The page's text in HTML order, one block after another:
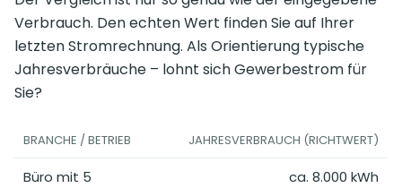
Verbrauch. Den echten Wert finden Sie auf Ihrer
letzten Stromrechnung. Als Orientierung typische
Jahresverbräuche – lohnt sich Gewerbestrom für
Sie?
BRANCHE / BETRIEB JAHRESVERBRAUCH (RICHTWERT)
Büro mit 5
ca. 8.000 kWh